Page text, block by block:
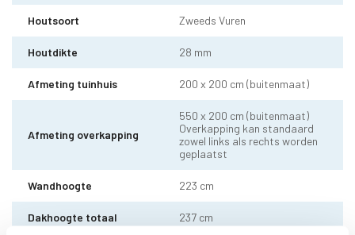
Houtsoort Zweeds Vuren
Houtdikte 28 mm
Afmeting tuinhuis 200 x 200 cm (buitenmaat)
Afmeting overkapping
550 x 200 cm (buitenmaat)
Overkapping kan standaard
zowel links als rechts worden
geplaatst
Wandhoogte 223 cm
Dakhoogte totaal 237 cm